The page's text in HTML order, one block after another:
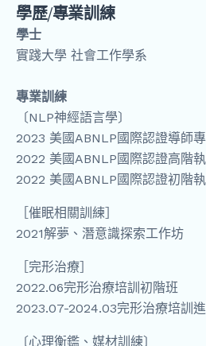
學歷/專業訓練
學士
實踐大學 社會工作學系
專業訓練
〔NLP神經語言學〕
2023 美國ABNLP國際認證導師
2022 美國ABNLP國際認證高階
2022 美國ABNLP國際認證初階
［催眠相關訓練］
2021解夢、潛意識探索工作坊
［完形治療］
2022.06完形治療培訓初階班
2023.07-2024.03完形治療培訓
〔心理衡鑑、媒材訓練〕